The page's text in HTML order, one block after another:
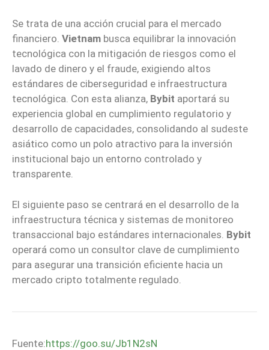
Se trata de una acción crucial para el mercado
financiero. Vietnam busca equilibrar la innovación
tecnológica con la mitigación de riesgos como el
lavado de dinero y el fraude, exigiendo altos
estándares de ciberseguridad e infraestructura
tecnológica. Con esta alianza, Bybit aportará su
experiencia global en cumplimiento regulatorio y
desarrollo de capacidades, consolidando al sudeste
asiático como un polo atractivo para la inversión
institucional bajo un entorno controlado y
transparente.
El siguiente paso se centrará en el desarrollo de la
infraestructura técnica y sistemas de monitoreo
transaccional bajo estándares internacionales. Bybit
operará como un consultor clave de cumplimiento
para asegurar una transición eficiente hacia un
mercado cripto totalmente regulado.
Fuente:https://goo.su/Jb1N2sN